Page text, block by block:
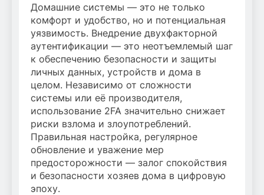
Домашние системы — это не только
комфорт и удобство, но и потенциальная
уязвимость. Внедрение двухфакторной
аутентификации — это неотъемлемый шаг
к обеспечению безопасности и защиты
личных данных, устройств и дома в
целом. Независимо от сложности
системы или её производителя,
использование 2FA значительно снижает
риски взлома и злоупотреблений.
Правильная настройка, регулярное
обновление и уважение мер
предосторожности — залог спокойствия
и безопасности хозяев дома в цифровую
эпоху.